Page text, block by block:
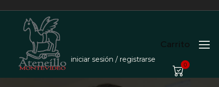
iniciar sesión / registrarse
Carrito
0